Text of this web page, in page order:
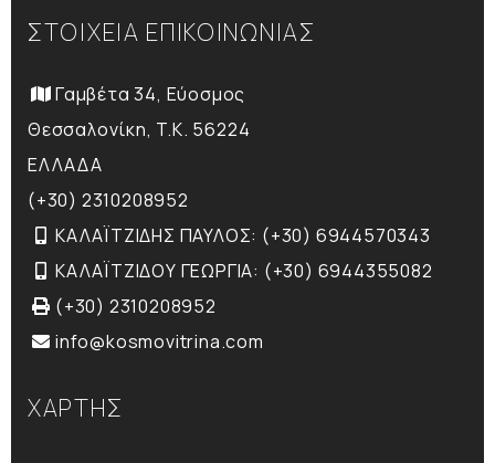
ΣΤΟΙΧΕΙΑ ΕΠΙΚΟΙΝΩΝΙΑΣ
Γαμβέτα 34, Εύοσμος
Θεσσαλονίκη, T.K. 56224
ΕΛΛΑΔΑ
(+30) 2310208952
ΚΑΛΑΪΤΖΙΔΗΣ ΠΑΥΛΟΣ: (+30) 6944570343
ΚΑΛΑΪΤΖΙΔΟΥ ΓΕΩΡΓΙΑ: (+30) 6944355082
(+30) 2310208952
info@kosmovitrina.com
ΧΑΡΤΗΣ